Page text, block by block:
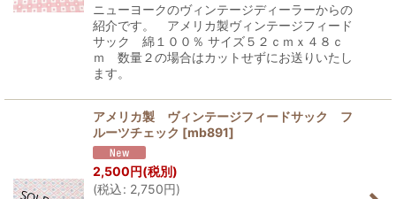
ニューヨークのヴィンテージディーラーからの
紹介です。 アメリカ製ヴィンテージフィード
サック 綿１００％ サイズ５２ｃｍｘ４８ｃ
ｍ 数量２の場合はカットせずにお送りいたし
ます。
アメリカ製 ヴィンテージフィードサック フ
ルーツチェック [mb891]
2,500円(税別)
(税込: 2,750円)